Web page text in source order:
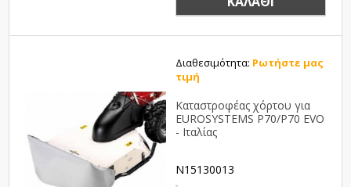
Διαθεσιμότητα: Ρωτήστε μας
τιμή
Καταστροφέας χόρτου για
EUROSYSTEMS P70/P70 EVO
- Ιταλίας
N15130013